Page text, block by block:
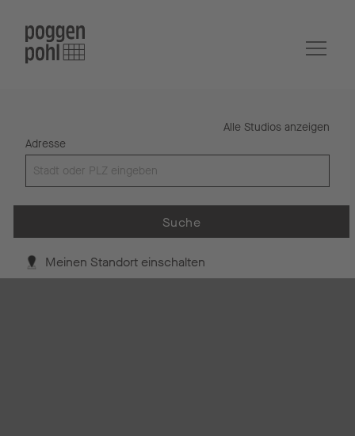
Alle Studios anzeigen
Adresse
Suche
Meinen Standort einschalten